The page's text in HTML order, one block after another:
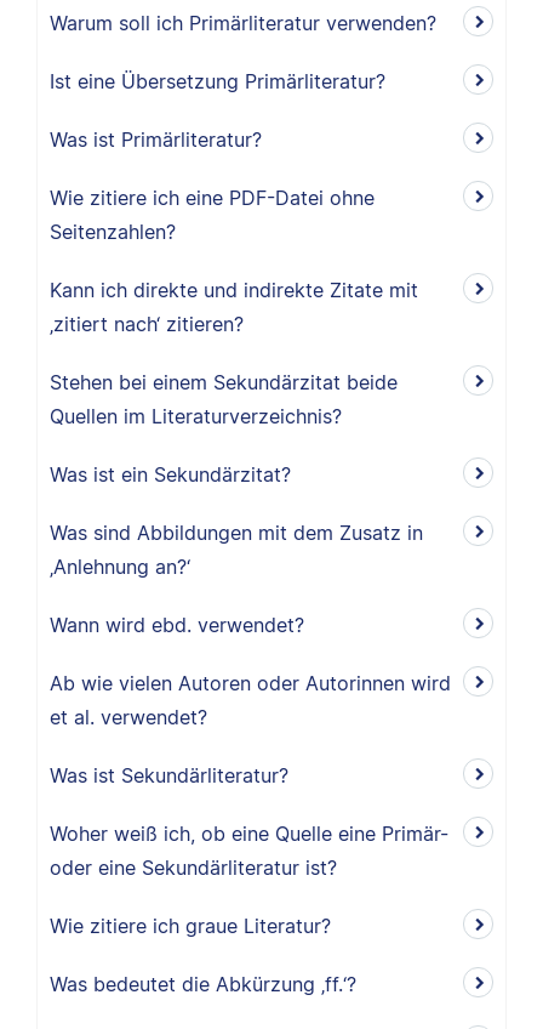
Warum soll ich Primärliteratur verwenden?
Ist eine Übersetzung Primärliteratur?
Was ist Primärliteratur?
Wie zitiere ich eine PDF-Datei ohne
Seitenzahlen?
Kann ich direkte und indirekte Zitate mit
‚zitiert nach‘ zitieren?
Stehen bei einem Sekundärzitat beide
Quellen im Literaturverzeichnis?
Was ist ein Sekundärzitat?
Was sind Abbildungen mit dem Zusatz in
‚Anlehnung an?‘
Wann wird ebd. verwendet?
Ab wie vielen Autoren oder Autorinnen wird
et al. verwendet?
Was ist Sekundärliteratur?
Woher weiß ich, ob eine Quelle eine Primär-
oder eine Sekundärliteratur ist?
Wie zitiere ich graue Literatur?
Was bedeutet die Abkürzung ‚ff.‘?